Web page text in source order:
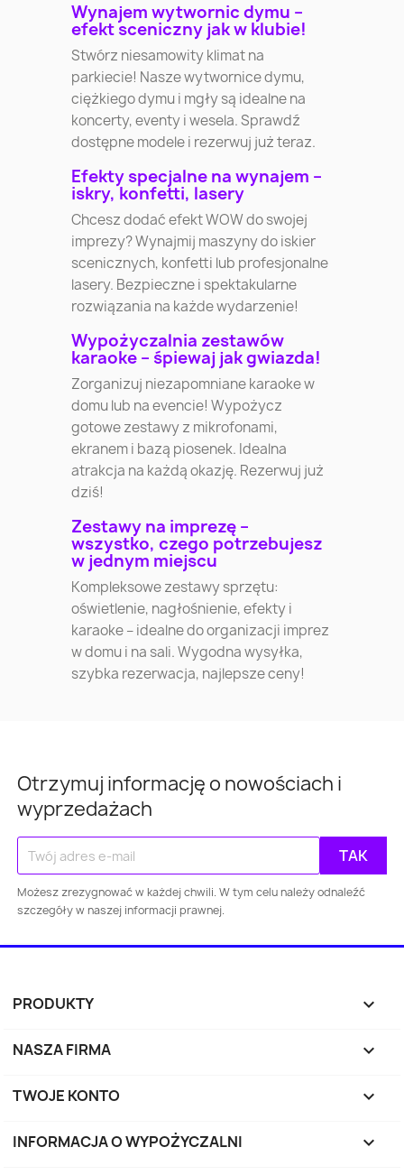
Warszawa
Gdańsk Szczecin Bydgoszcz
Rybnik
Wynajem wytwornic dymu –
efekt sceniczny jak w klubie!
Stwórz niesamowity klimat na
parkiecie! Nasze wytwornice dymu,
ciężkiego dymu i mgły są idealne na
koncerty, eventy i wesela. Sprawdź
dostępne modele i rezerwuj już teraz.
Efekty specjalne na wynajem –
iskry, konfetti, lasery
Chcesz dodać efekt WOW do swojej
imprezy? Wynajmij maszyny do iskier
scenicznych, konfetti lub profesjonalne
lasery. Bezpieczne i spektakularne
rozwiązania na każde wydarzenie!
Wypożyczalnia zestawów
karaoke – śpiewaj jak gwiazda!
Zorganizuj niezapomniane karaoke w
domu lub na evencie! Wypożycz
gotowe zestawy z mikrofonami,
ekranem i bazą piosenek. Idealna
atrakcja na każdą okazję. Rezerwuj już
dziś!
Zestawy na imprezę –
wszystko, czego potrzebujesz
w jednym miejscu
Kompleksowe zestawy sprzętu:
oświetlenie, nagłośnienie, efekty i
karaoke – idealne do organizacji imprez
w domu i na sali. Wygodna wysyłka,
szybka rezerwacja, najlepsze ceny!
Otrzymuj informację o nowościach i
wyprzedażach
Możesz zrezygnować w każdej chwili. W tym celu należy odnaleźć
szczegóły w naszej informacji prawnej.
PRODUKTY 
NASZA FIRMA 
TWOJE KONTO 
INFORMACJA O WYPOŻYCZALNI keyboard_arrow_down